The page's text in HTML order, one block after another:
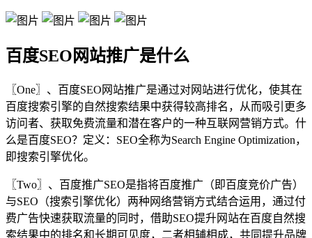
百度SEO网站推广是什么
〖One〗、百度SEO网站推广是通过对网站进行优化，使其在
百度搜索引擎的自然搜索结果中获得较高排名，从而吸引更多
访问者、获取免费流量和潜在客户的一种互联网营销方式。什
么是百度SEO？定义：SEO全称为Search Engine Optimization，
即搜索引擎优化。
〖Two〗、百度推广SEO是指将百度推广（即百度竞价广告）
与SEO（搜索引擎优化）两种网络营销方式结合运用，通过付
费广告快速获取流量的同时，借助SEO提升网站在百度自然搜
索结果中的排名和长期可见度，二者相辅相成，共同提升品牌